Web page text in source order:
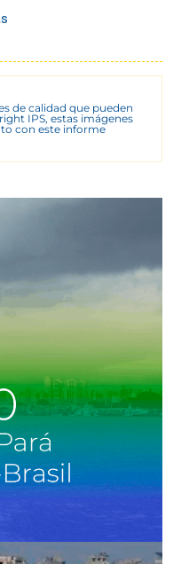
de calidad que pueden
IPS, estas imágenes
con este informe